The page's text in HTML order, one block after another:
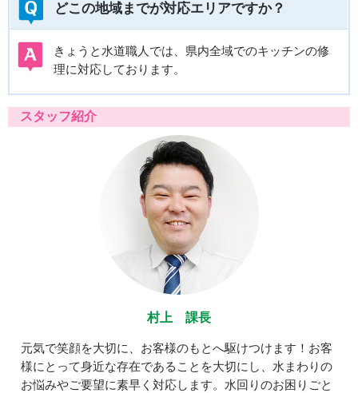
どこの地域までが対応エリアですか？
きょうと水道職人では、県内全域でのキッチンの修
理に対応しております。
スタッフ紹介
村上 課長
元気で笑顔を大切に、お客様のもとへ駆けつけます！お客
様にとって身近な存在であることを大切にし、水まわりの
お悩みやご要望に素早く対応します。水回りのお困りごと